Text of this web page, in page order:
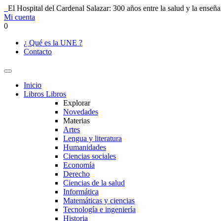
El Hospital del Cardenal Salazar: 300 años entre la salud y la
Mi cuenta
0
¿ Qué es la UNE ?
Contacto
Inicio
Libros Libros
Explorar
Novedades
Materias
Artes
Lengua y literatura
Humanidades
Ciencias sociales
Economía
Derecho
Ciencias de la salud
Informática
Matemáticas y ciencias
Tecnología e ingeniería
Historia